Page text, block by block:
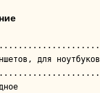
для ноутбуков